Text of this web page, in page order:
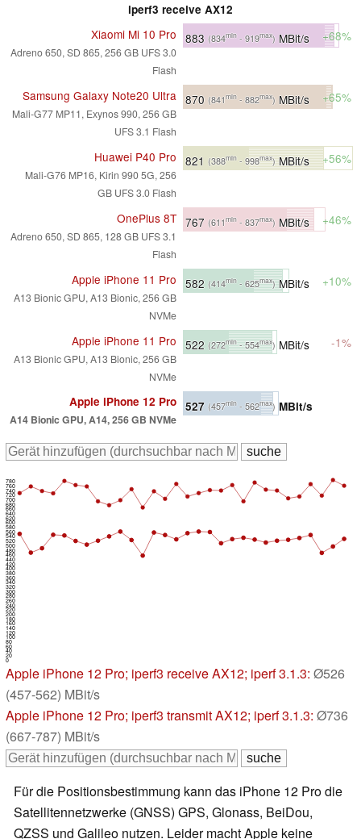
iperf3 receive AX12
Xiaomi Mi 10 Pro
Adreno 650, SD 865, 256 GB UFS 3.0
Flash
883 (834min - 919max) MBit/s +68%
Samsung Galaxy Note20 Ultra
Mali-G77 MP11, Exynos 990, 256 GB
UFS 3.1 Flash
870 (841min - 882max) MBit/s +65%
Huawei P40 Pro
Mali-G76 MP16, Kirin 990 5G, 256
GB UFS 3.0 Flash
821 (388min - 998max)MBit/s +56%
OnePlus 8T
Adreno 650, SD 865, 128 GB UFS 3.1
Flash
767 (611min - 837max) MBit/s +46%
Apple iPhone 11 Pro
A13 Bionic GPU, A13 Bionic, 256 GB
NVMe
582 (414min - 625max)MBit/s +10%
Apple iPhone 11 Pro
A13 Bionic GPU, A13 Bionic, 256 GB
NVMe
522 (272min- 554max) MBit/s -1%
Apple iPhone 12 Pro
A14 Bionic GPU, A14, 256 GB NVMe
527 (457min - 562max) MBit/s
0
20
40
60
80
100
120
140
160
180
200
220
240
260
280
300
320
340
360
380
400
420
440
460
480
500
520
540
560
580
600
620
640
660
680
700
720
740
760
780
Apple iPhone 12 Pro; iperf3 receive AX12; iperf 3.1.3: Ø526
(457-562) MBit/s
Apple iPhone 12 Pro; iperf3 transmit AX12; iperf 3.1.3: Ø736
(667-787) MBit/s
Für die Positionsbestimmung kann das iPhone 12 Pro die
Satellitennetzwerke (GNSS) GPS, Glonass, BeiDou,
QZSS und Galileo nutzen. Leider macht Apple keine